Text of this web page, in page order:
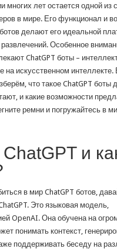
боты
для
Телеграм:
как
интеллект
меняет
наше
общение
многих лет остается одной из
в мире. Его функционал и
делают его идеальной
Особенное
ChatGPT боты –
на искусственном интеллекте.
что такое ChatGPT боты
и какие возможности
ремни и погружайтесь в
и
в мир ChatGPT ботов,
Это языковая модель,
OpenAI. Она обучена на
понимать контекст,
поддерживать беседу на